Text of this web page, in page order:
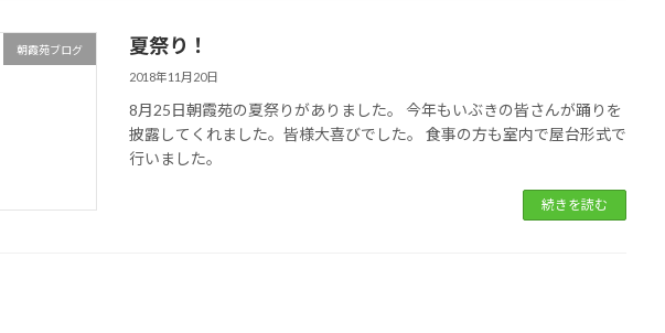
朝霞苑ブログ 夏祭り！
2018年11月20日
8月25日朝霞苑の夏祭りがありました。 今年もいぶきの皆さんが踊りを
披露してくれました。皆様大喜びでした。 食事の方も室内で屋台形式で
行いました。
続きを読む